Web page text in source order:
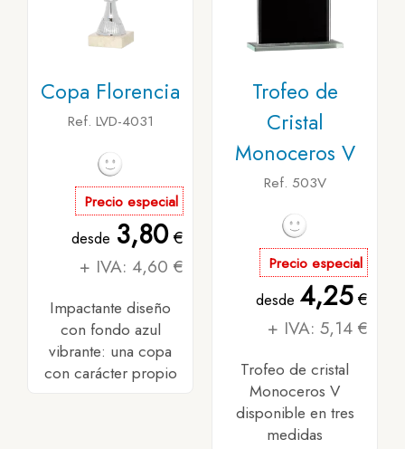
Copa Florencia
Ref. LVD-4031
Precio especial
desde 3,80€
+ IVA: 4,60 €
Impactante diseño
con fondo azul
vibrante: una copa
con carácter propio
Trofeo de
Cristal
Monoceros V
Ref. 503V
Precio especial
desde 4,25€
+ IVA: 5,14 €
Trofeo de cristal
Monoceros V
disponible en tres
medidas